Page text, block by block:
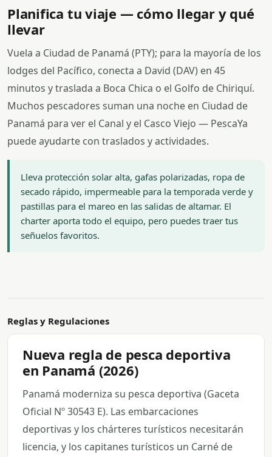
Planifica tu viaje — cómo llegar y qué
llevar
Vuela a Ciudad de Panamá (PTY); para la mayoría de los
lodges del Pacífico, conecta a David (DAV) en 45
minutos y traslada a Boca Chica o el Golfo de Chiriquí.
Muchos pescadores suman una noche en Ciudad de
Panamá para ver el Canal y el Casco Viejo — PescaYa
puede ayudarte con traslados y actividades.
Lleva protección solar alta, gafas polarizadas, ropa de
secado rápido, impermeable para la temporada verde y
pastillas para el mareo en las salidas de altamar. El
charter aporta todo el equipo, pero puedes traer tus
señuelos favoritos.
Reglas y Regulaciones
Nueva regla de pesca deportiva
en Panamá (2026)
Panamá moderniza su pesca deportiva (Gaceta
Oficial Nº 30543 E). Las embarcaciones
deportivas y los chárteres turísticos necesitarán
licencia, y los capitanes turísticos un Carné de